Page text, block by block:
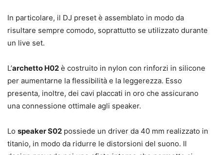
In particolare, il DJ preset è assemblato in modo da
risultare sempre comodo, soprattutto se utilizzato durante
un live set.
L’archetto H02 è costruito in nylon con rinforzi in silicone
per aumentarne la flessibilità e la leggerezza. Esso
presenta, inoltre, dei cavi placcati in oro che assicurano
una connessione ottimale agli speaker.
Lo speaker S02 possiede un driver da 40 mm realizzato in
titanio, in modo da ridurre le distorsioni del suono. Il